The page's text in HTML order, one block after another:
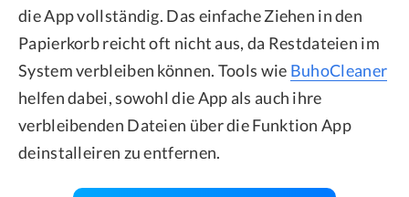
die App vollständig. Das einfache Ziehen in den
Papierkorb reicht oft nicht aus, da Restdateien im
System verbleiben können. Tools wie BuhoCleaner
helfen dabei, sowohl die App als auch ihre
verbleibenden Dateien über die Funktion App
deinstalleiren zu entfernen.